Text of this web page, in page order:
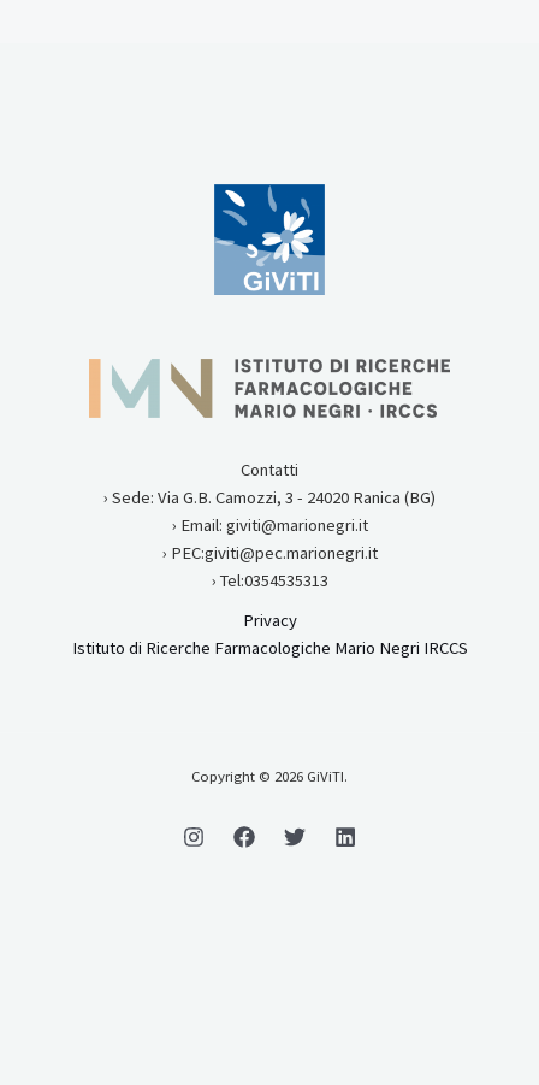
Contatti
› Sede: Via G.B. Camozzi, 3 - 24020 Ranica (BG)
› Email: giviti@marionegri.it
› PEC:giviti@pec.marionegri.it
› Tel:0354535313
Privacy
Istituto di Ricerche Farmacologiche Mario Negri IRCCS
Copyright © 2026 GiViTI.